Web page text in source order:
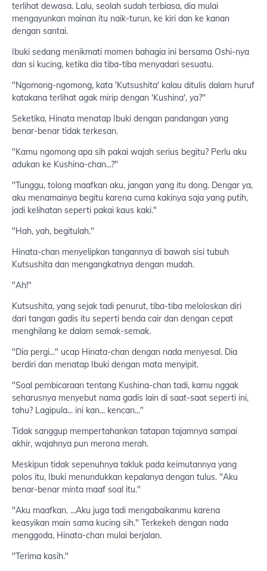
terlihat dewasa. Lalu, seolah sudah terbiasa, dia mulai
mengayunkan mainan itu naik-turun, ke kiri dan ke kanan
dengan santai.
Ibuki sedang menikmati momen bahagia ini bersama Oshi-nya
dan si kucing, ketika dia tiba-tiba menyadari sesuatu.
"Ngomong-ngomong, kata 'Kutsushita' kalau ditulis dalam huruf
katakana terlihat agak mirip dengan 'Kushina', ya?"
Seketika, Hinata menatap Ibuki dengan pandangan yang
benar-benar tidak terkesan.
"Kamu ngomong apa sih pakai wajah serius begitu? Perlu aku
adukan ke Kushina-chan...?"
"Tunggu, tolong maafkan aku, jangan yang itu dong. Dengar ya,
aku menamainya begitu karena cuma kakinya saja yang putih,
jadi kelihatan seperti pakai kaus kaki."
"Hah, yah, begitulah."
Hinata-chan menyelipkan tangannya di bawah sisi tubuh
Kutsushita dan mengangkatnya dengan mudah.
"Ah!"
Kutsushita, yang sejak tadi penurut, tiba-tiba meloloskan diri
dari tangan gadis itu seperti benda cair dan dengan cepat
menghilang ke dalam semak-semak.
"Dia pergi..." ucap Hinata-chan dengan nada menyesal. Dia
berdiri dan menatap Ibuki dengan mata menyipit.
"Soal pembicaraan tentang Kushina-chan tadi, kamu nggak
seharusnya menyebut nama gadis lain di saat-saat seperti ini,
tahu? Lagipula... ini kan... kencan..."
Tidak sanggup mempertahankan tatapan tajamnya sampai
akhir, wajahnya pun merona merah.
Meskipun tidak sepenuhnya takluk pada keimutannya yang
polos itu, Ibuki menundukkan kepalanya dengan tulus. "Aku
benar-benar minta maaf soal itu."
"Aku maafkan. ...Aku juga tadi mengabaikanmu karena
keasyikan main sama kucing sih." Terkekeh dengan nada
menggoda, Hinata-chan mulai berjalan.
"Terima kasih."